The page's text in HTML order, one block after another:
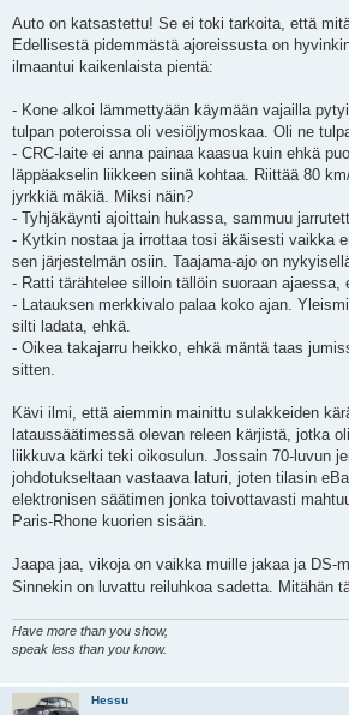
e
t
i
Auto on katsastettu! Se ei toki tarkoita, että
Edellisestä pidemmästä ajoreissusta on
ilmaantui kaikenlaista pientä:
- Kone alkoi lämmettyään käymään vajailla
tulpan poteroissa oli vesiöljymoskaa. Oli ne
- CRC-laite ei anna painaa kaasua kuin ehkä
läppäakselin liikkeen siinä kohtaa. Riittää 80
jyrkkiä mäkiä. Miksi näin?
- Tyhjäkäynti ajoittain hukassa, sammuu
- Kytkin nostaa ja irrottaa tosi äkäisesti vaikka
sen järjestelmän osiin. Taajama-ajo on
- Ratti tärähtelee silloin tällöin suoraan ajaessa,
- Latauksen merkkivalo palaa koko ajan.
silti ladata, ehkä.
- Oikea takajarru heikko, ehkä mäntä taas
sitten.
Kävi ilmi, että aiemmin mainittu sulakkeiden
lataussäätimessä olevan releen kärjistä, jotka
liikkuva kärki teki oikosulun. Jossain 70-luvun
johdotukseltaan vastaava laturi, joten tilasin
elektronisen säätimen jonka toivottavasti
Paris-Rhone kuorien sisään.
Jaapa jaa, vikoja on vaikka muille jakaa ja DS-
Sinnekin on luvattu reiluhkoa sadetta. Mitähän
Have more than you show,
speak less than you know.
Hessu